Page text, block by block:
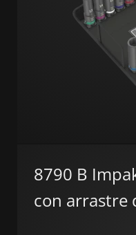
8790 B
con arrastre